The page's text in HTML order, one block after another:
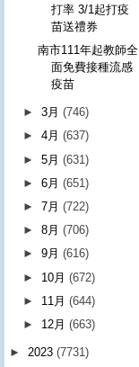
打率 3/1起打疫
苗送禮券
南市111年起教師全
面免費接種流感
疫苗
►3月(746)
►4月(637)
►5月(631)
►6月(651)
►7月(722)
►8月(706)
►9月(616)
► 10月(672)
► 11月(644)
► 12月(663)
► 2023 (7731)